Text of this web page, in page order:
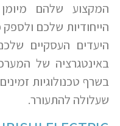
המקצוע שלהם
הייחודיות שלכם
היעדים העסקיים
באינטגרציה של
בשרף טכנולוגיות
שעלולה להתעורר.